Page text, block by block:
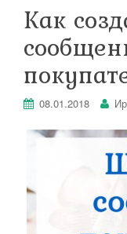
Как
08.01.2018